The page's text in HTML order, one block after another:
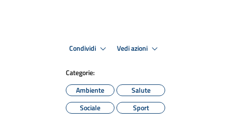
Condividi Vedi azioni
Categorie:
Ambiente
Salute
Sociale
Sport